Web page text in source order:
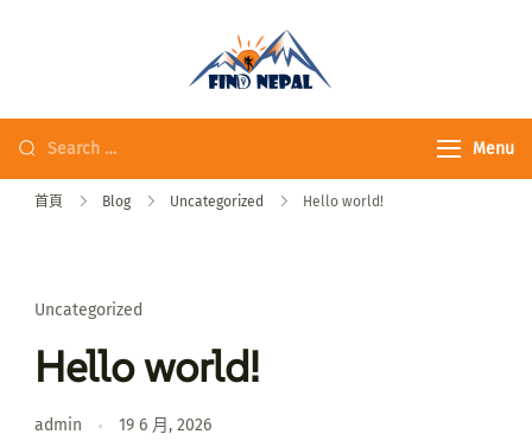
Menu
首頁 Blog Uncategorized Hello world!
Uncategorized
Hello world!
admin 19 6 月, 2026